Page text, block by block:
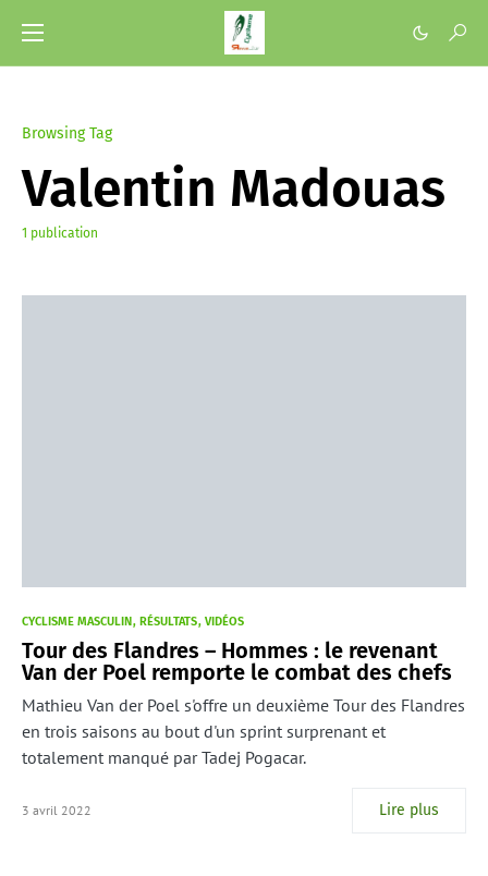
Browsing Tag
Valentin Madouas
1 publication
CYCLISME MASCULIN RÉSULTATS VIDÉOS
Tour des Flandres – Hommes : le revenant
Van der Poel remporte le combat des chefs
Mathieu Van der Poel s'offre un deuxième Tour des Flandres
en trois saisons au bout d'un sprint surprenant et
totalement manqué par Tadej Pogacar.
3 avril 2022 Lire plus